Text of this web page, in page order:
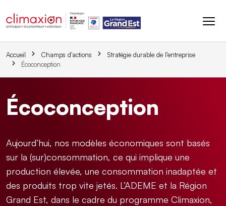
Accueil Champs d'actions
Stratégie durable de l’entreprise
Écoconception
Écoconception
Aujourd’hui, nos modèles économiques sont basés
sur la (sur)consommation, ce qui implique une
production élevée, une consommation inadaptée et
des produits trop vite jetés. L’ADEME et la Région
Grand Est, dans le cadre du programme Climaxion,